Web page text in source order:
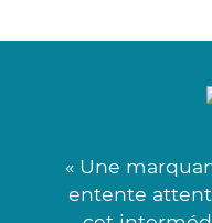
« Une
entente